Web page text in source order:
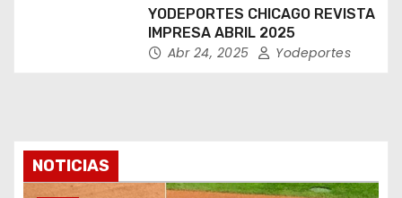
YODEPORTES CHICAGO REVISTA
IMPRESA ABRIL 2025
Abr 24, 2025 Yodeportes
NOTICIAS